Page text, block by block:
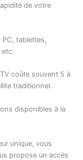
de votre
PC, tablettes,
etc.
coûte souvent 5 à
traditionnel.
disponibles à la
unique, vous
propose un accès